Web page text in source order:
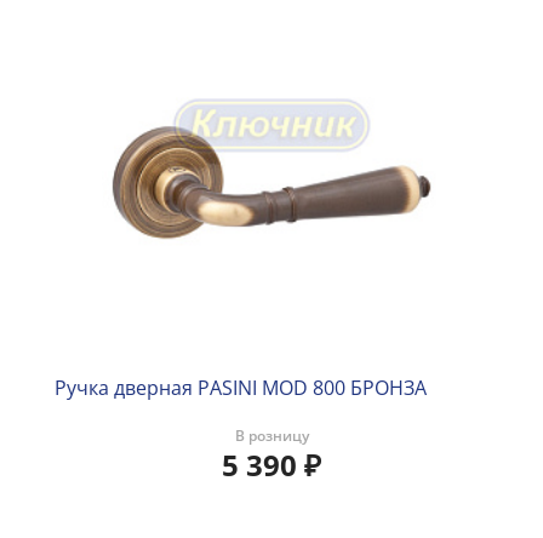
Ручка дверная PASINI MOD 800 БРОНЗА
В розницу
5 390 ₽